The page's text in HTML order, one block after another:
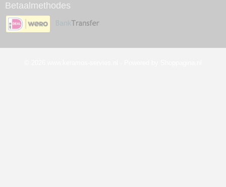
Betaalmethodes